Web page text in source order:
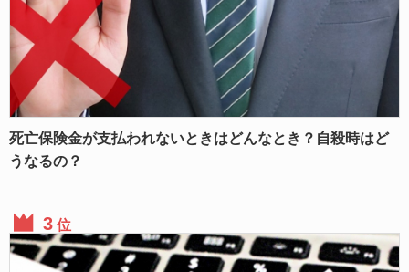
死亡保険金が支払われないときはどんなとき？自殺時はど
うなるの？
位